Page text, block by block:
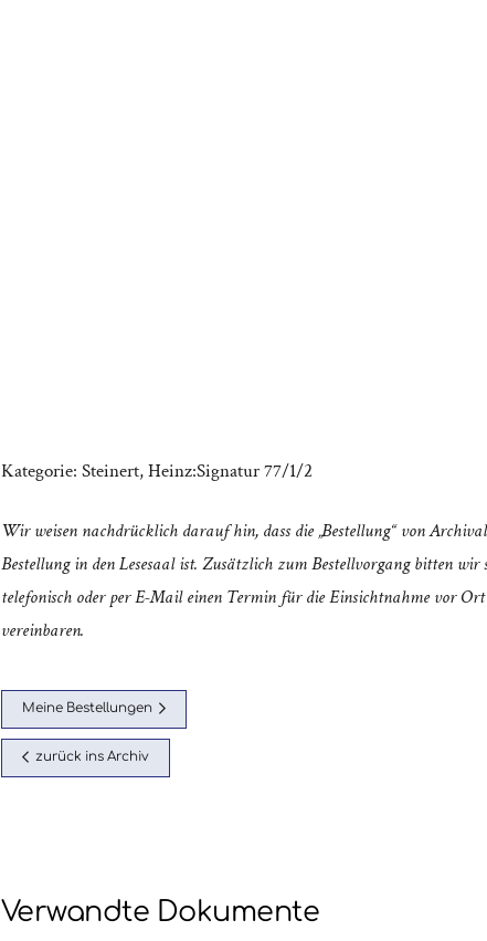
Kategorie: Steinert, Heinz:Signatur 77/1/2
Wir weisen nachdrücklich darauf hin, dass die „Bestellung“ von
Bestellung in den Lesesaal ist. Zusätzlich zum Bestellvorgang bitten wir
telefonisch oder per E-Mail einen Termin für die Einsichtnahme vor
vereinbaren.
Meine Bestellungen
zurück ins Archiv
Verwandte Dokumente